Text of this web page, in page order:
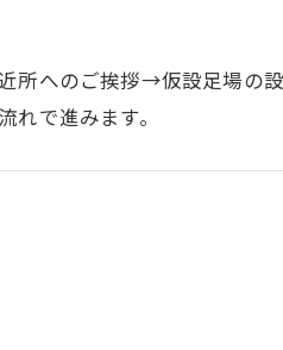
所へのご挨拶→仮設足場
で進みます。